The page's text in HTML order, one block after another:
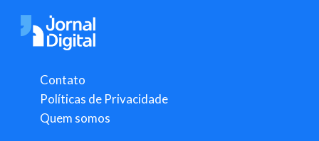
Contato
Políticas de Privacidade
Quem somos